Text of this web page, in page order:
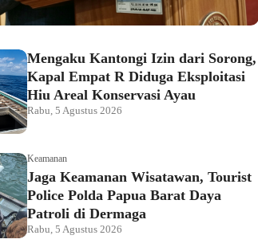
Mengaku Kantongi Izin dari Sorong,
Kapal Empat R Diduga Eksploitasi
Hiu Areal Konservasi Ayau
Rabu, 5 Agustus 2026
Keamanan
Jaga Keamanan Wisatawan, Tourist
Police Polda Papua Barat Daya
Patroli di Dermaga
Rabu, 5 Agustus 2026